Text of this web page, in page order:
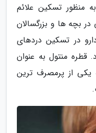
منظور تسکین علائم
بچه ها و بزرگسالان
در تسکین دردهای
قطره منتول به عنوان
از پرمصرف ترین